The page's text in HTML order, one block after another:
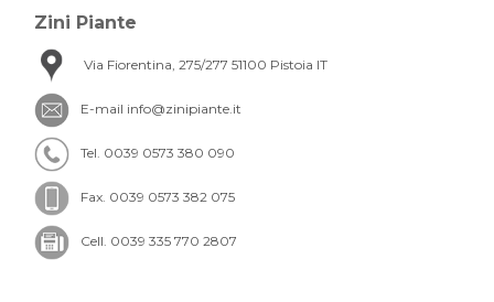
Zini Piante
Via Fiorentina, 275/277 51100 Pistoia IT
E-mail info@zinipiante.it
Tel. 0039 0573 380 090
Fax. 0039 0573 382 075
Cell. 0039 335 770 2807